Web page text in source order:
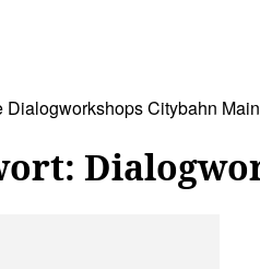
Dialogworkshops Citybahn